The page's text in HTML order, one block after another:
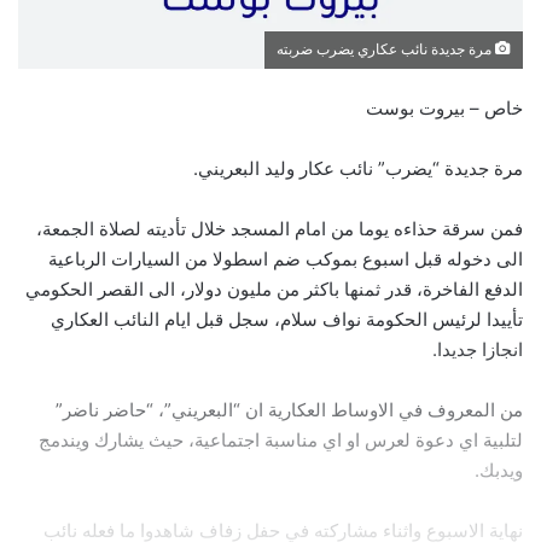
مرة جديدة نائب عكاري يضرب ضربته
خاص – بيروت بوست
مرة جديدة “يضرب” نائب عكار وليد البعريني.
فمن سرقة حذاءه يوما من امام المسجد خلال تأديته لصلاة الجمعة،
الى دخوله قبل اسبوع بموكب ضم اسطولا من السيارات الرباعية
الدفع الفاخرة، قدر ثمنها باكثر من مليون دولار، الى القصر الحكومي
تأييدا لرئيس الحكومة نواف سلام، سجل قبل ايام النائب العكاري
انجازا جديدا.
من المعروف في الاوساط العكارية ان “البعريني”، “حاضر ناضر”
لتلبية اي دعوة لعرس او اي مناسبة اجتماعية، حيث يشارك ويندمج
ويدبك.
نهاية الاسبوع واثناء مشاركته في حفل زفاف شاهدوا ما فعله نائب